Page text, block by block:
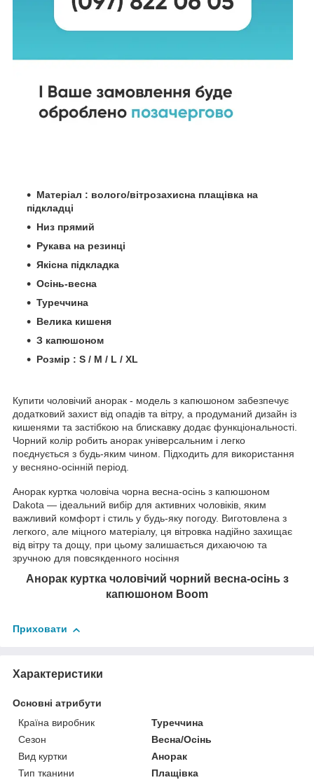
Анорак куртка чоловічий чорний весна-осінь з
капюшоном Boom
Анорак куртка чоловіча чорна весна-осінь з капюшоном
Dakota — ідеальний вибір для активних чоловіків, яким
важливий комфорт і стиль у будь-яку погоду. Виготовлена ​​з
легкого, але міцного матеріалу, ця вітровка надійно захищає
від вітру та дощу, при цьому залишається дихаючою та
зручною для повсякденного носіння
Купити чоловічий анорак - модель з капюшоном забезпечує
додатковий захист від опадів та вітру, а продуманий дизайн із
кишенями та застібкою на блискавку додає функціональності.
Чорний колір робить анорак універсальним і легко
поєднується з будь-яким чином. Підходить для використання
у весняно-осінній період.
Матеріал : волого/вітрозахисна плащівка на
підкладці
Низ прямий
Рукава на резинці
Якісна підкладка
Осінь-весна
Туреччина
Велика кишеня
З капюшоном
Розмір : S / M / L / XL
Приховати
Характеристики
Основні атрибути
Країна виробник
Туреччина
Сезон
Весна/Осінь
Вид куртки
Анорак
Тип тканини
Плащівка